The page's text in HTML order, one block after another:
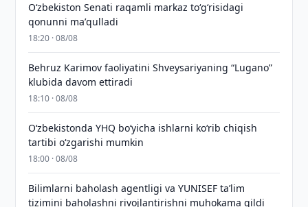
Oʻzbekiston Senati raqamli markaz toʻgʻrisidagi
qonunni maʼqulladi
18:20 · 08/08
Behruz Karimov faoliyatini Shveysariyaning “Lugano”
klubida davom ettiradi
18:10 · 08/08
O‘zbekistonda YHQ bo‘yicha ishlarni ko‘rib chiqish
tartibi o‘zgarishi mumkin
18:00 · 08/08
Bilimlarni baholash agentligi va YUNISEF taʼlim
tizimini baholashni rivojlantirishni muhokama qildi